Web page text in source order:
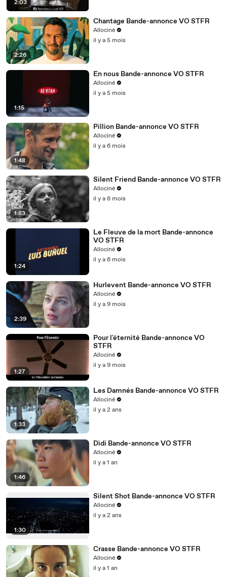
01:17
♪ Musique dramatique ♪
2:03
2:26
Chantage Bande-annonce VO STFR
Allociné
il y a 5 mois
1:15
En nous Bande-annonce VO STFR
Allociné
il y a 5 mois
1:48
Pillion Bande-annonce VO STFR
Allociné
il y a 6 mois
1:53
Silent Friend Bande-annonce VO STFR
Allociné
il y a 6 mois
1:24
Le Fleuve de la mort Bande-annonce
VO STFR
Allociné
il y a 6 mois
2:39
Hurlevent Bande-annonce VO STFR
Allociné
il y a 9 mois
1:27
Pour l'éternité Bande-annonce VO
STFR
Allociné
il y a 9 mois
1:33
Les Damnés Bande-annonce VO STFR
Allociné
il y a 2 ans
1:46
Dìdi Bande-annonce VO STFR
Allociné
il y a 1 an
1:30
Silent Shot Bande-annonce VO STFR
Allociné
il y a 2 ans
Crasse Bande-annonce VO STFR
Allociné
il y a 1 an